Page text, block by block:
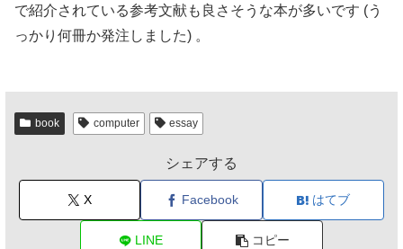
で紹介されている参考文献も良さそうな本が多いです (う
っかり何冊か発注しました) 。
book computer essay
シェアする
X Facebook はてブ
LINE コピー